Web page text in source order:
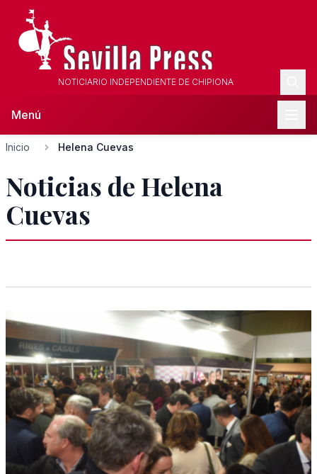
NOTICIARIO INDEPENDIENTE DE CHIPIONA
Menú
Inicio Helena Cuevas
Noticias de Helena
Cuevas